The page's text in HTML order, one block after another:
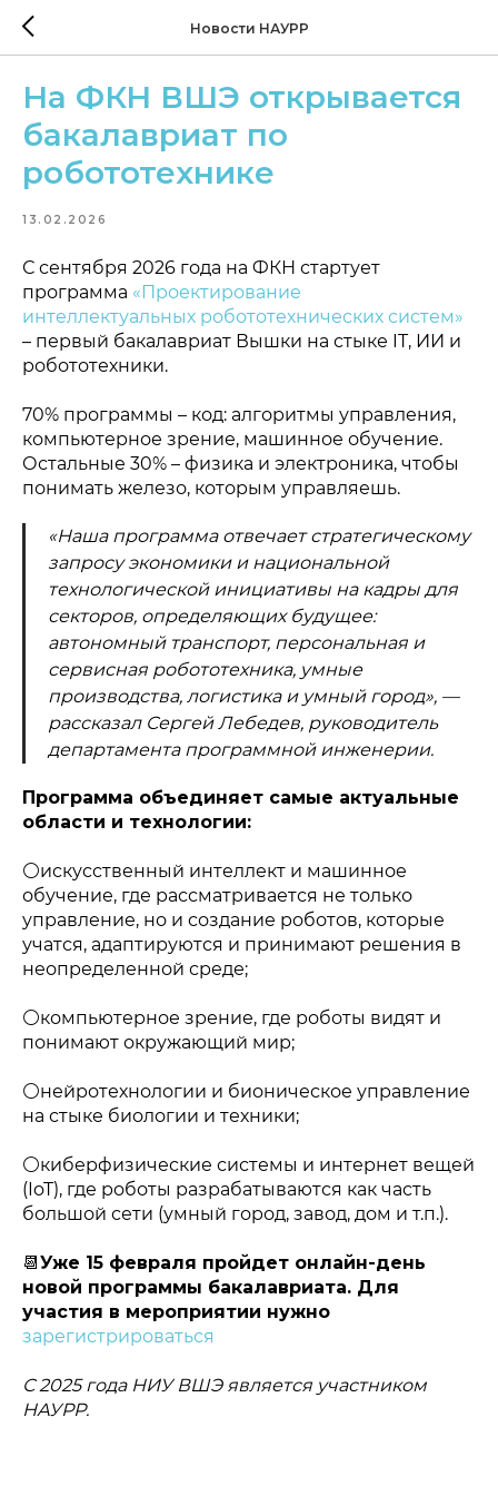
Новости НАУРР
На ФКН ВШЭ открывается
бакалавриат по
робототехнике
13.02.2026
С сентября 2026 года на ФКН стартует
программа «Проектирование
интеллектуальных робототехнических систем»
– первый бакалавриат Вышки на стыке IT, ИИ и
робототехники.
70% программы – код: алгоритмы управления,
компьютерное зрение, машинное обучение.
Остальные 30% – физика и электроника, чтобы
понимать железо, которым управляешь.
«Наша программа отвечает стратегическому
запросу экономики и национальной
технологической инициативы на кадры для
секторов, определяющих будущее:
автономный транспорт, персональная и
сервисная робототехника, умные
производства, логистика и умный город», —
рассказал Сергей Лебедев, руководитель
департамента программной инженерии.
Программа объединяет самые актуальные
области и технологии:
⚪️искусственный интеллект и машинное
обучение, где рассматривается не только
управление, но и создание роботов, которые
учатся, адаптируются и принимают решения в
неопределенной среде;
⚪️компьютерное зрение, где роботы видят и
понимают окружающий мир;
⚪️нейротехнологии и бионическое управление
на стыке биологии и техники;
⚪️киберфизические системы и интернет вещей
(IoT), где роботы разрабатываются как часть
большой сети (умный город, завод, дом и т.п.).
📆Уже 15 февраля пройдет онлайн-день
новой программы бакалавриата. Для
участия в мероприятии нужно
зарегистрироваться
С 2025 года НИУ ВШЭ является участником
НАУРР.
© 2015-2026 НАУРР. Все права защищены. При использовании
материалов ссылка на ROBOTUNION.RU — обязательна
Политика конфиденциальности
© 2015-2026 НАУРР. Все права защищены.